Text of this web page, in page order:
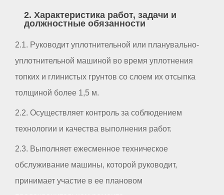
2. Характеристика работ, задачи и
должностные обязанности
2.1. Руководит уплотнительной или планувально-
уплотнительной машиной во время уплотнения
топких и глинистых грунтов со слоем их отсыпка
толщиной более 1,5 м.
2.2. Осуществляет контроль за соблюдением
технологии и качества выполнения работ.
2.3. Выполняет ежесменное техническое
обслуживание машины, которой руководит,
принимает участие в ее плановом